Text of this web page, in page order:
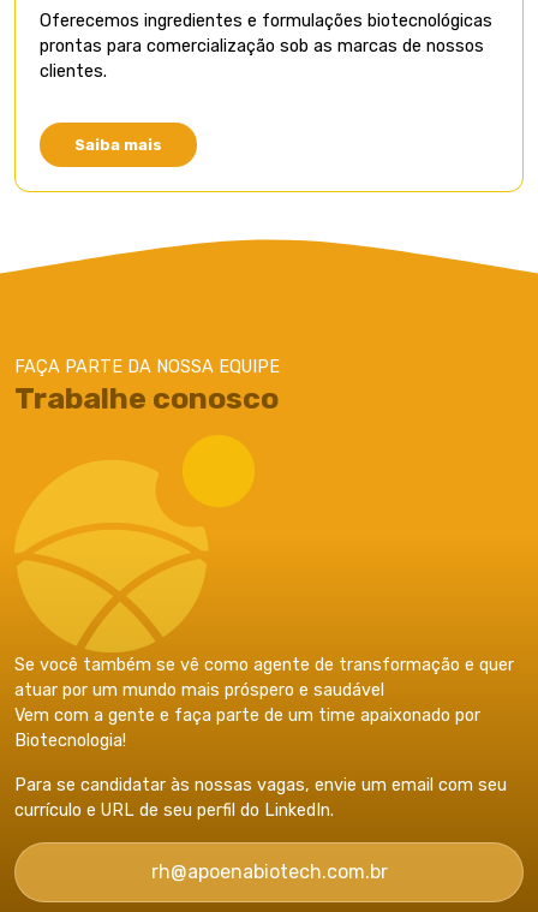
Oferecemos ingredientes e formulações biotecnológicas
prontas para comercialização sob as marcas de nossos
clientes.​
Saiba mais
FAÇA PARTE DA NOSSA EQUIPE
Trabalhe conosco
Se você também se vê como agente de transformação e quer
atuar por um mundo mais próspero e saudável
Vem com a gente e faça parte de um time apaixonado por
Biotecnologia!
Para se candidatar às nossas vagas, envie um email com seu
currículo e URL de seu perfil do LinkedIn.
rh@apoenabiotech.com.br